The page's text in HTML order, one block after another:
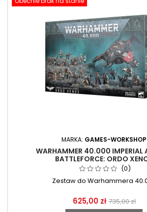
MARKA: GAMES-WORKSHOP
WARHAMMER 40.000 IMPERIAL
BATTLEFORCE: ORDO
(0)
Zestaw do Warhammera
625,00 zł 735,00 zł